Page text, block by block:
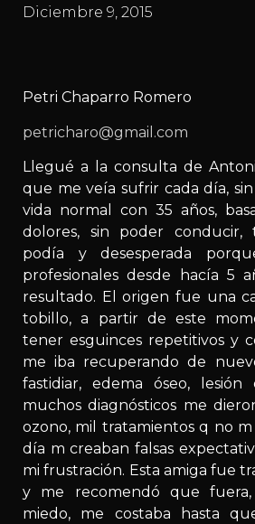
Diciembre 9, 2015
Petri Chaparro Romero
petricharo@gmail.com
Llegué a la consulta de
que me veía sufrir cada día,
vida normal con 35 años,
dolores, sin poder conducir,
podía y desesperada
profesionales desde hacía 5
resultado. El origen fue una
tobillo, a partir de este
tener esguinces repetitivos y
me iba recuperando de
fastidiar, edema óseo,
muchos diagnósticos me
ozono, mil tratamientos q no
día m creaban falsas
mi frustración. Esta amiga fue
y me recomendó que
miedo, me costaba hasta